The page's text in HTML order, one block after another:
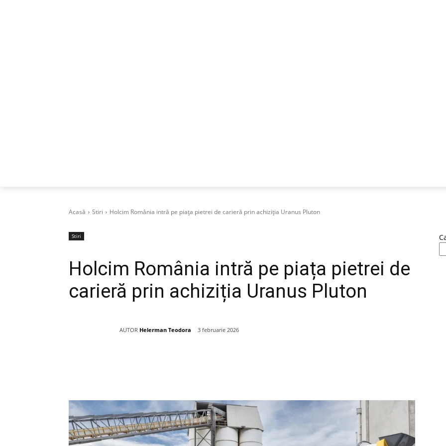
Acasă Stiri Holcim România intră pe piața pietrei de carieră prin achiziția Uranus Pluton
Stiri
Holcim România intră pe piața pietrei de
carieră prin achiziția Uranus Pluton
AUTOR Helerman Teodora 3 februarie 2026